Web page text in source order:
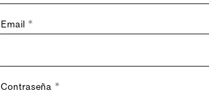
Email *
Contraseña *